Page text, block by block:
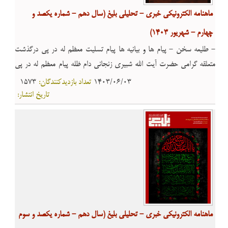
ماهنامه الکترونیکی خبری - تحلیلی بلیغ (سال دهم - شماره یکصد و
چهارم - شهریور 1403)
- طلیعه سخن - پیام ها و بیانیه ها پیام تسلیت معظم له در پی درگذشت
متعلقه گرامی حضرت آیت الله شبیری زنجانی دام ظله پیام معظم له در پی
شهادت جمعی از فرماندهان و مجاهدان جبهۀ مقاومت - مقاله صحّت ورود
خاندان اهل ‏بیت امام حسین علیه السلام به کربلا در اوّلین اربعین - معرفی
کتاب سیری در کتاب «قاعده صحت و لاحرج» - معارف اسلامی «اربعین»
نماد «عشق بشریّت» به «اهل بیت علیهم السلام» - احکام شرعی احکام
ویژه پیاده روی اربعین
1573 تعداد بازدیدکنندگان: 1403/06/03
تاریخ انتشار:
ماهنامه الکترونیکی خبری - تحلیلی بلیغ (سال دهم - شماره یکصد و سوم